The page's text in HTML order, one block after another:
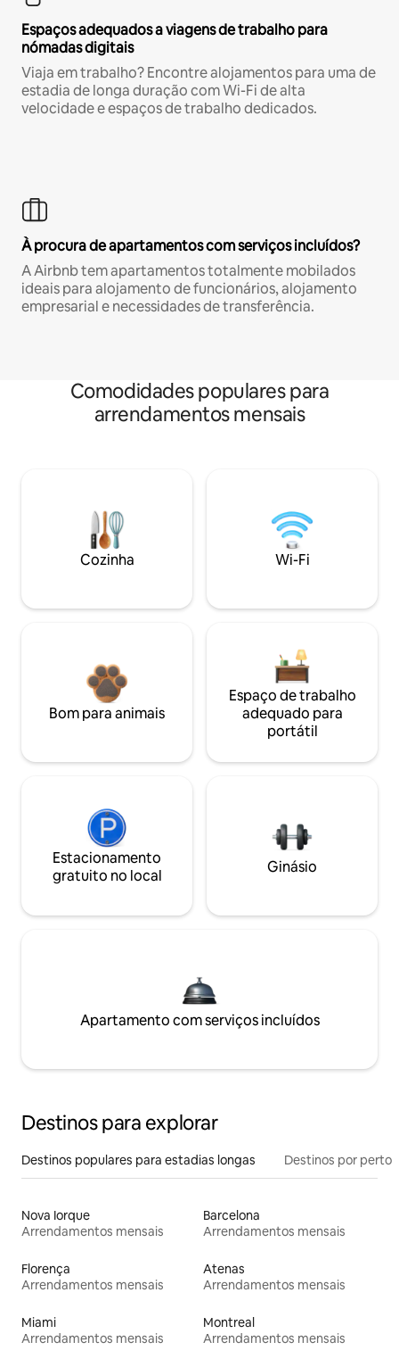
Espaços adequados a viagens de trabalho para
nómadas digitais
Viaja em trabalho? Encontre alojamentos para uma de
estadia de longa duração com Wi-Fi de alta
velocidade e espaços de trabalho dedicados.
À procura de apartamentos com serviços incluídos?
A Airbnb tem apartamentos totalmente mobilados
ideais para alojamento de funcionários, alojamento
empresarial e necessidades de transferência.
Comodidades populares para
arrendamentos mensais
Cozinha Wi-Fi
Bom para animais
Espaço de trabalho
adequado para
portátil
Estacionamento
gratuito no local
Ginásio
Apartamento com serviços incluídos
Destinos para explorar
Destinos populares para estadias longas Destinos por perto
Nova Iorque
Arrendamentos mensais
Barcelona
Arrendamentos mensais
Florença
Arrendamentos mensais
Atenas
Arrendamentos mensais
Miami
Arrendamentos mensais
Montreal
Arrendamentos mensais